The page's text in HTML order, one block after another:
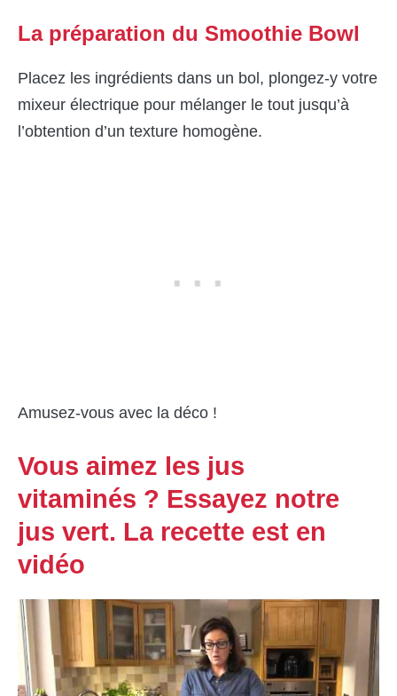
La préparation du Smoothie Bowl
Placez les ingrédients dans un bol, plongez-y votre
mixeur électrique pour mélanger le tout jusqu’à
l’obtention d’un texture homogène.
Amusez-vous avec la déco !
Vous aimez les jus
vitaminés ? Essayez notre
jus vert. La recette est en
vidéo